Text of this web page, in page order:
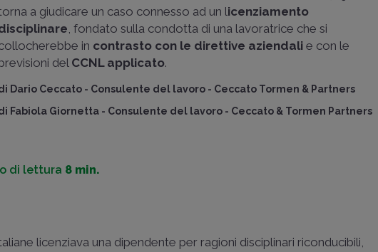
a giudicare un caso connesso ad un licenziamento
, fondato sulla condotta di una lavoratrice che si
in contrasto con le direttive aziendali e con le
del CCNL applicato.
Dario Ceccato - Consulente del lavoro - Ceccato Tormen & Partners
Fabiola Giornetta - Consulente del lavoro - Ceccato & Tormen Partners
di lettura 8 min.
licenziava una dipendente per ragioni disciplinari riconducibili,